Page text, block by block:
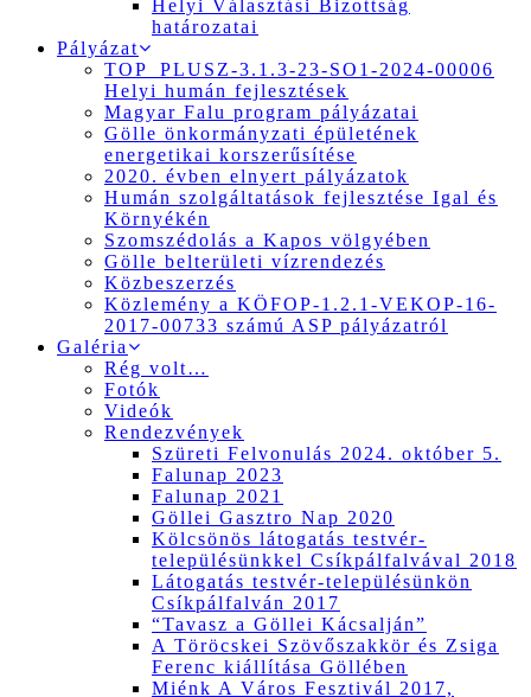
Helyi Választási Bizottság
határozatai
Pályázat
TOP_PLUSZ-3.1.3-23-SO1-2024-00006
Helyi humán fejlesztések
Magyar Falu program pályázatai
Gölle önkormányzati épületének
energetikai korszerűsítése
2020. évben elnyert pályázatok
Humán szolgáltatások fejlesztése Igal és
Környékén
Szomszédolás a Kapos völgyében
Gölle belterületi vízrendezés
Közbeszerzés
Közlemény a KÖFOP-1.2.1-VEKOP-16-
2017-00733 számú ASP pályázatról
Galéria
Rég volt…
Fotók
Videók
Rendezvények
Szüreti Felvonulás 2024. október 5.
Falunap 2023
Falunap 2021
Göllei Gasztro Nap 2020
Kölcsönös látogatás testvér-
településünkkel Csíkpálfalvával 2018
Látogatás testvér-településünkön
Csíkpálfalván 2017
“Tavasz a Göllei Kácsalján”
A Töröcskei Szövőszakkör és Zsiga
Ferenc kiállítása Göllében
Miénk A Város Fesztivál 2017,